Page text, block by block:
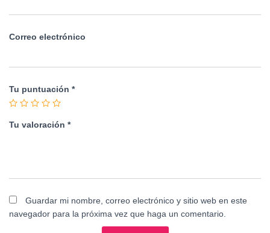
Correo electrónico
Tu puntuación *
Tu valoración *
Guardar mi nombre, correo electrónico y sitio web en este
navegador para la próxima vez que haga un comentario.